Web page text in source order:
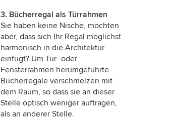
3. Bücherregal als Türrahmen
Sie haben keine Nische, möchten
aber, dass sich Ihr Regal möglichst
harmonisch in die Architektur
einfügt? Um Tür- oder
Fensterrahmen herumgeführte
Bücherregale verschmelzen mit
dem Raum, so dass sie an dieser
Stelle optisch weniger auftragen,
als an anderer Stelle.